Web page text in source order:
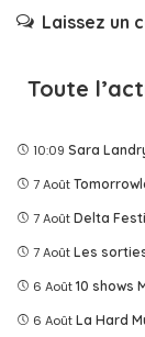
Laissez un
Toute
10:09 Sara
7 Août
7 Août Delta
7 Août Les
6 Août 10 shows
6 Août La Hard